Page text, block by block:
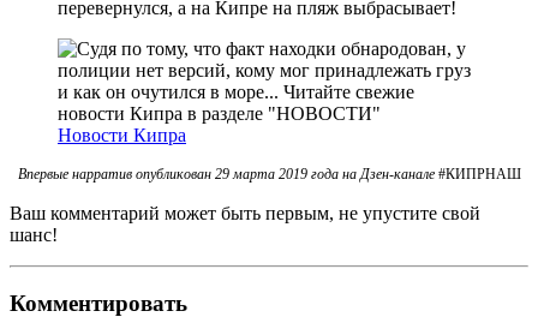
Новости Кипра
Впервые нарратив опубликован 29 марта 2019 года на Дзен-канале #КИПРНАШ
Ваш комментарий может быть первым, не упустите свой
шанс!
Комментировать